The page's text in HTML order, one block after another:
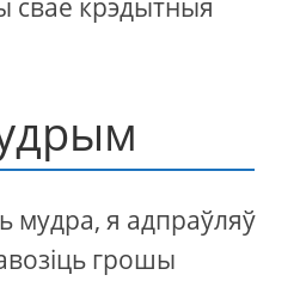
свае крэдытныя
мудра, я адпраўляў
грошы